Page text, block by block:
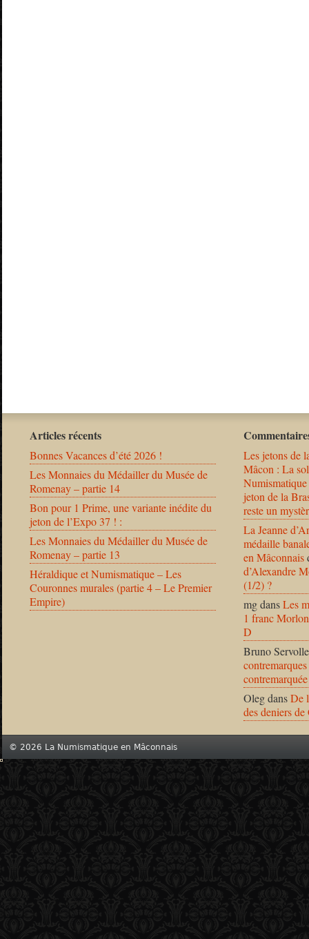
Articles récents
Bonnes Vacances d’été 2026 !
Les Monnaies du Médailler du Musée de
Romenay – partie 14
Bon pour 1 Prime, une variante inédite du
jeton de l’Expo 37 ! :
Les Monnaies du Médailler du Musée de
Romenay – partie 13
Héraldique et Numismatique – Les
Couronnes murales (partie 4 – Le Premier
Empire)
Les jetons de
Mâcon : La
jeton de la
reste un
La Jeanne
médaille
en Mâconnais
d’Alexandre
(1/2) ?
mgdansLes
1 franc
D
Bruno Servolle
OlegdansDe
des deniers
© 2026 La Numismatique en Mâconnais